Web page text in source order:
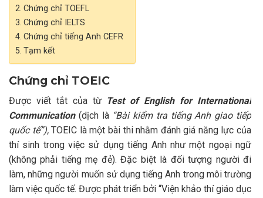
Chứng chỉ TOEFL
Chứng chỉ IELTS
Chứng chỉ tiếng Anh CEFR
Tạm kết
Chứng chỉ TOEIC
Được viết tắt của từ Test of English for International
Communication (dịch là “Bài kiểm tra tiếng Anh giao tiếp
quốc tế”),TOEIC là một bài thi nhằm đánh giá năng lực của
thí sinh trong việc sử dụng tiếng Anh như một ngoại ngữ
(không phải tiếng mẹ đẻ). Đặc biệt là đối tượng người đi
làm, những người muốn sử dụng tiếng Anh trong môi trường
làm việc quốc tế. Được phát triển bởi “Viện khảo thí giáo dục